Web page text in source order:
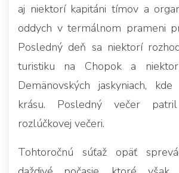
aj niektorí kapitáni tímov a
oddych v termálnom prameni
Posledný deň sa niektorí
turistiku na Chopok a
Demänovských jaskyniach,
krásu. Posledný večer
rozlúčkovej večeri.
Tohtoročnú súťaž opäť